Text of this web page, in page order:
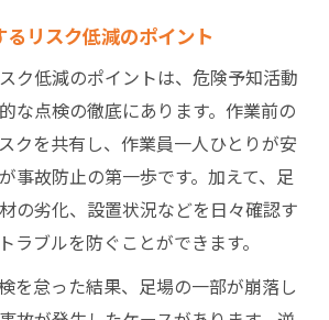
リスク低減のポイント
ク低減のポイントは、危険予知活動
的な点検の徹底にあります。作業前の
クを共有し、作業員一人ひとりが安
事故防止の第一歩です。加えて、足
の劣化、設置状況などを日々確認す
ラブルを防ぐことができます。
を怠った結果、足場の一部が崩落し